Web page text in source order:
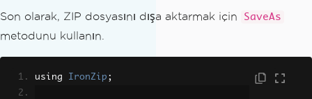
Son olarak, ZIP dosyasını dışa aktarmak için SaveAs
metodunu kullanın.
using IronZip ;